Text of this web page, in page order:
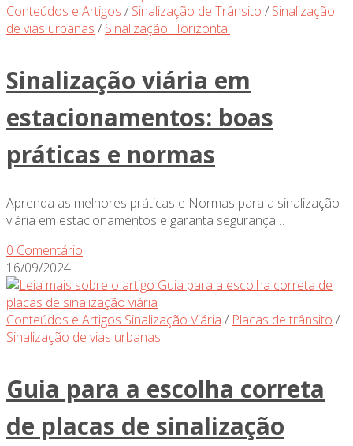
Conteúdos e Artigos / Sinalização de Trânsito / Sinalização
de vias urbanas / Sinalização Horizontal
Sinalização viária em
estacionamentos: boas
práticas e normas
Aprenda as melhores práticas e Normas para a sinalização
viária em estacionamentos e garanta segurança…
0 Comentário
16/09/2024
Conteúdos e Artigos Sinalização Viária / Placas de trânsito /
Sinalização de vias urbanas
Guia para a escolha correta
de placas de sinalização